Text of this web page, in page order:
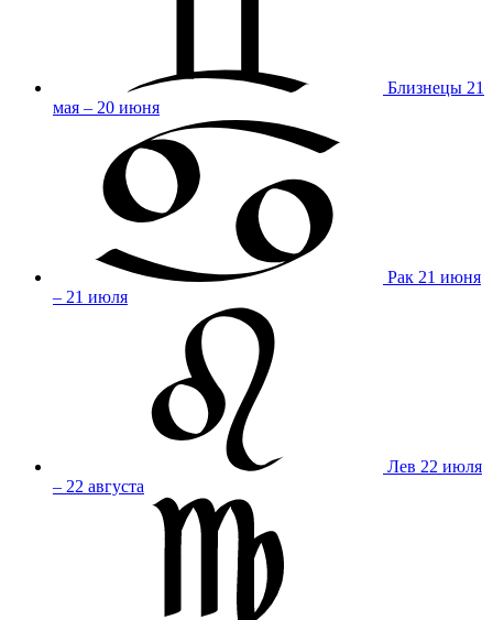
Близнецы 21
мая – 20 июня
Рак 21 июня
– 21 июля
Лев 22 июля
– 22 августа